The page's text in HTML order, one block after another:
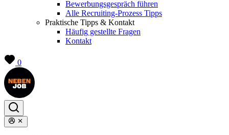
Bewerbungsgespräch führen
Alle Recruiting-Prozess Tipps
Praktische Tipps & Kontakt
Häufig gestellte Fragen
Kontakt
0